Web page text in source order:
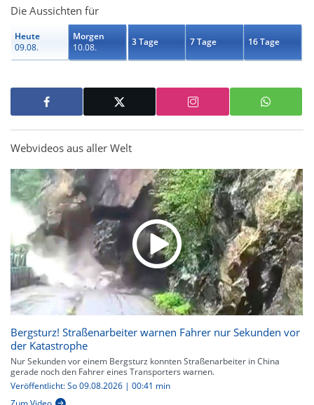
Die Aussichten für
Heute
09.08.
Morgen
10.08.
3 Tage 7 Tage 16 Tage
Webvideos aus aller Welt
Bergsturz! Straßenarbeiter warnen Fahrer nur Sekunden vor
der Katastrophe
Nur Sekunden vor einem Bergsturz konnten Straßenarbeiter in China
gerade noch den Fahrer eines Transporters warnen.
Veröffentlicht: So 09.08.2026 | 00:41 min